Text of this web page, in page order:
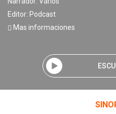
Editor: Podcast
Mas informaciones